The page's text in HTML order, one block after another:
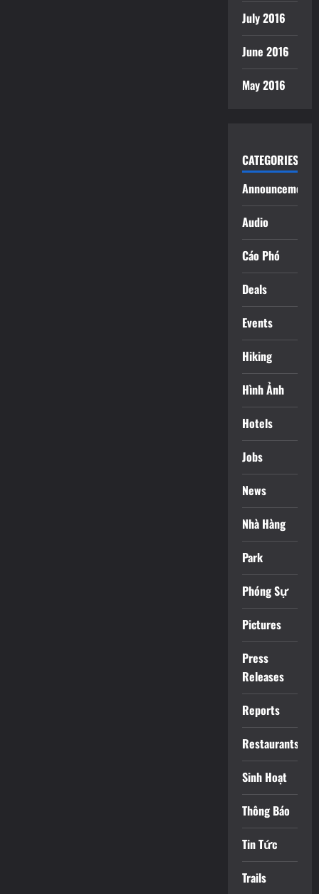
July 2016
June 2016
May 2016
CATEGORIES
Announcements
Audio
Cáo Phó
Deals
Events
Hiking
Hình Ảnh
Hotels
Jobs
News
Nhà Hàng
Park
Phóng Sự
Pictures
Press
Releases
Reports
Restaurants
Sinh Hoạt
Thông Báo
Tin Tức
Trails